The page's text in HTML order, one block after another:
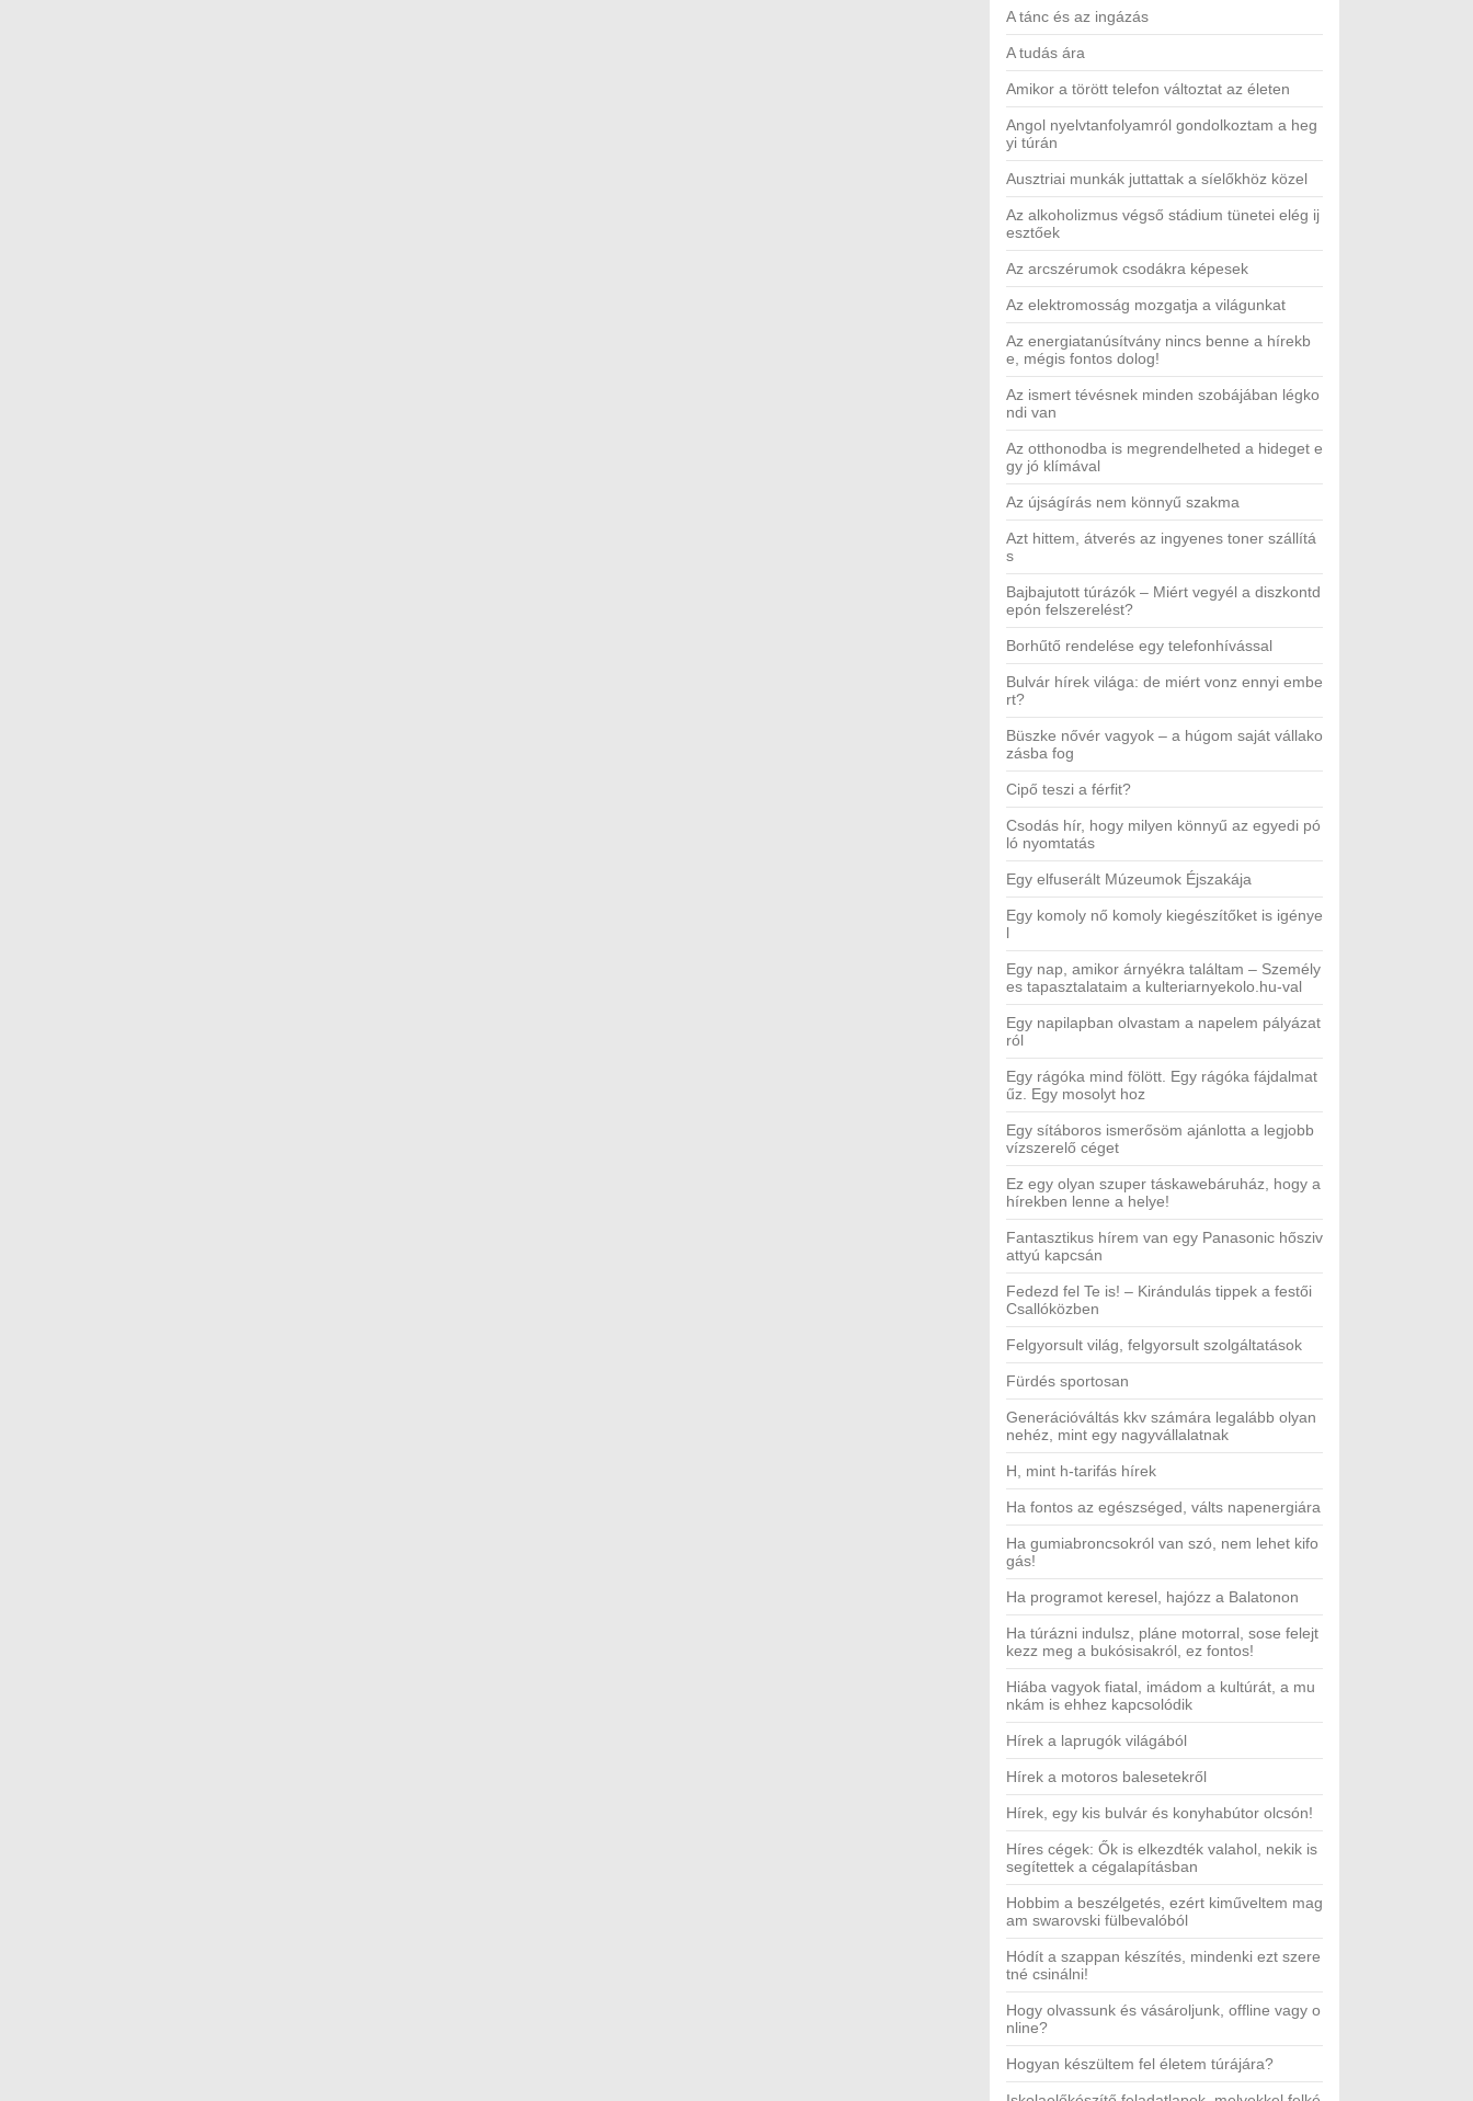
A tánc és az ingázás
A tudás ára
Amikor a törött telefon változtat az életen
Angol nyelvtanfolyamról gondolkoztam a heg
yi túrán
Ausztriai munkák juttattak a síelőkhöz közel
Az alkoholizmus végső stádium tünetei elég ij
esztőek
Az arcszérumok csodákra képesek
Az elektromosság mozgatja a világunkat
Az energiatanúsítvány nincs benne a hírekb
e, mégis fontos dolog!
Az ismert tévésnek minden szobájában légko
ndi van
Az otthonodba is megrendelheted a hideget e
gy jó klímával
Az újságírás nem könnyű szakma
Azt hittem, átverés az ingyenes toner szállítá
s
Bajbajutott túrázók – Miért vegyél a diszkontd
epón felszerelést?
Borhűtő rendelése egy telefonhívással
Bulvár hírek világa: de miért vonz ennyi embe
rt?
Büszke nővér vagyok – a húgom saját vállako
zásba fog
Cipő teszi a férfit?
Csodás hír, hogy milyen könnyű az egyedi pó
ló nyomtatás
Egy elfuserált Múzeumok Éjszakája
Egy komoly nő komoly kiegészítőket is igénye
l
Egy nap, amikor árnyékra találtam – Személy
es tapasztalataim a kulteriarnyekolo.hu-val
Egy napilapban olvastam a napelem pályázat
ról
Egy rágóka mind fölött. Egy rágóka fájdalmat
űz. Egy mosolyt hoz
Egy sítáboros ismerősöm ajánlotta a legjobb
vízszerelő céget
Ez egy olyan szuper táskawebáruház, hogy a
hírekben lenne a helye!
Fantasztikus hírem van egy Panasonic hősziv
attyú kapcsán
Fedezd fel Te is! – Kirándulás tippek a festői
Csallóközben
Felgyorsult világ, felgyorsult szolgáltatások
Fürdés sportosan
Generációváltás kkv számára legalább olyan
nehéz, mint egy nagyvállalatnak
H, mint h-tarifás hírek
Ha fontos az egészséged, válts napenergiára
Ha gumiabroncsokról van szó, nem lehet kifo
gás!
Ha programot keresel, hajózz a Balatonon
Ha túrázni indulsz, pláne motorral, sose felejt
kezz meg a bukósisakról, ez fontos!
Hiába vagyok fiatal, imádom a kultúrát, a mu
nkám is ehhez kapcsolódik
Hírek a laprugók világából
Hírek a motoros balesetekről
Hírek, egy kis bulvár és konyhabútor olcsón!
Híres cégek: Ők is elkezdték valahol, nekik is
segítettek a cégalapításban
Hobbim a beszélgetés, ezért kiműveltem mag
am swarovski fülbevalóból
Hódít a szappan készítés, mindenki ezt szere
tné csinálni!
Hogy olvassunk és vásároljunk, offline vagy o
nline?
Hogyan készültem fel életem túrájára?